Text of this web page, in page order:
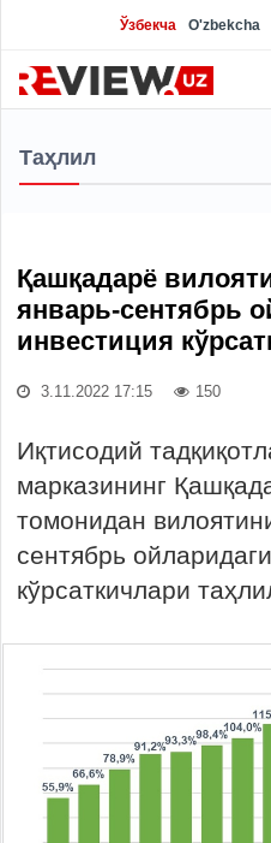
Ўзбекча O'zbekcha
Таҳлил
Қашқадарё
январь-сентябрь
инвестиция
3.11.2022 17:15 150
Иқтисодий
марказининг
томонидан
сентябрь
кўрсаткичлари